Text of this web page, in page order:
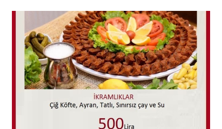
SIRA
GECESI